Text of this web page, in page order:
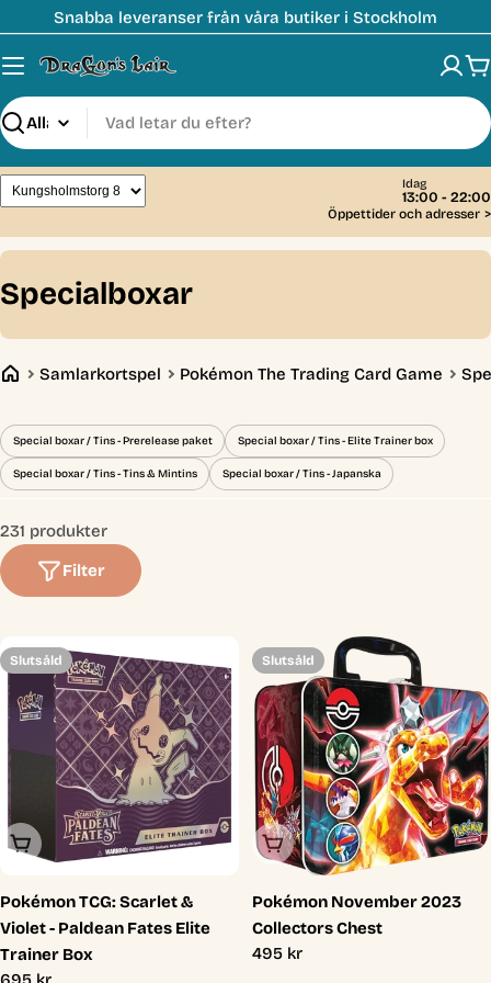
till
innehåll
Snabba leveranser från våra butiker i Stockholm
Sök
Idag
13:00 - 22:00
Öppettider och adresser >
C
o
l
e
c
i
o
:
Specialboxar
Samlarkortspel Pokémon The Trading Card Game
Special boxar / Tins - Prerelease paket Special boxar / Tins - Elite Trainer box
Special boxar / Tins - Tins & Mintins Special boxar / Tins - Japanska
231 produkter
Filter
Slutsåld
Slutsåld
Pokémon TCG: Scarlet &
Violet - Paldean Fates Elite
Trainer Box
Slutsåld
Slutsåld
Pokémon November 2023
Collectors Chest
Ordinarie
495 kr